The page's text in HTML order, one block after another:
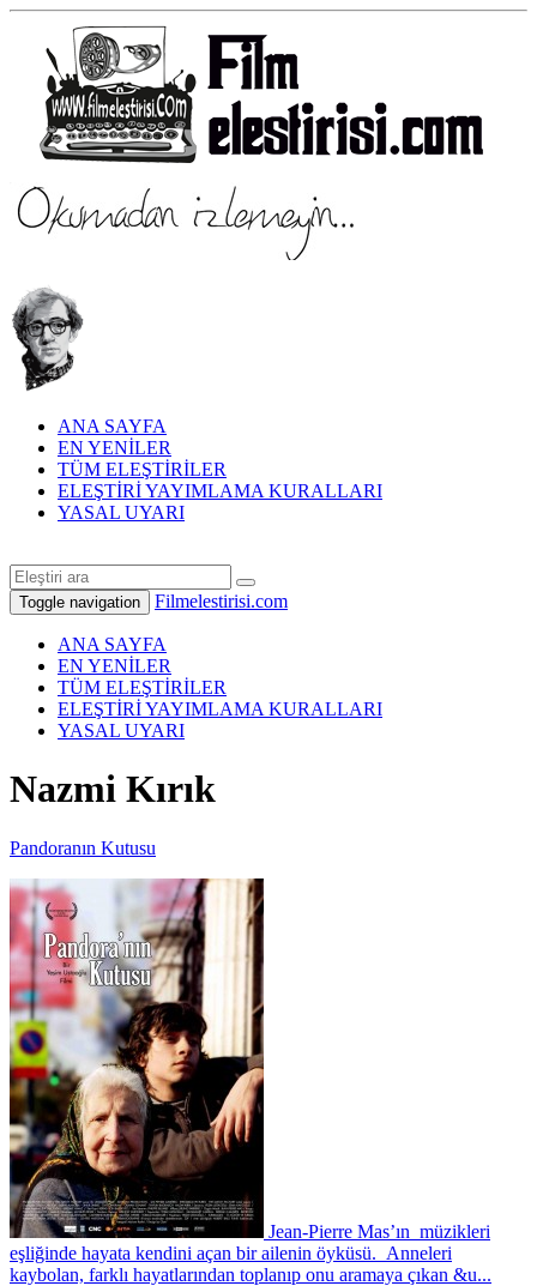
ANA SAYFA
EN YENİLER
TÜM ELEŞTİRİLER
ELEŞTİRİ YAYIMLAMA KURALLARI
YASAL UYARI
Toggle navigation Filmelestirisi.com
ANA SAYFA
EN YENİLER
TÜM ELEŞTİRİLER
ELEŞTİRİ YAYIMLAMA KURALLARI
YASAL UYARI
Nazmi Kırık
Pandoranın Kutusu
Jean-Pierre Mas’ın müzikleri
eşliğinde hayata kendini açan bir ailenin öyküsü. Anneleri
kaybolan, farklı hayatlarından toplanıp onu aramaya çıkan &u...